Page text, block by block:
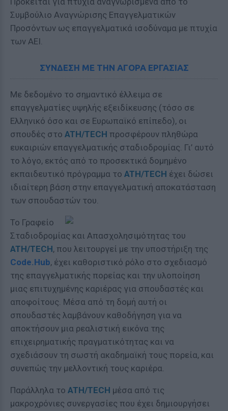
Συμβούλιο Αναγνώρισης Επαγγελματικών
Προσόντων ως επαγγελματικά ισοδύναμα με πτυχία
των ΑΕΙ.
ΣΥΝΔΕΣΗ ΜΕ ΤΗΝ ΑΓΟΡΑ ΕΡΓΑΣΙΑΣ
Με δεδομένο το σημαντικό έλλειμα σε
επαγγελματίες υψηλής εξειδίκευσης (τόσο σε
Ελληνικό όσο και σε Ευρωπαϊκό επίπεδο), oι
σπουδές στο ATH/TECH προσφέρουν πληθώρα
ευκαιριών επαγγελματικής σταδιοδρομίας. Γι’ αυτό
το λόγο, εκτός από το προσεκτικά δομημένο
εκπαιδευτικό πρόγραμμα το ATH/TECH έχει δώσει
ιδιαίτερη βάση στην επαγγελματική αποκατάσταση
των σπουδαστών του.
Το Γραφείο
Σταδιοδρομίας και Απασχολησιμότητας του
ATH/TECH, που λειτουργεί με την υποστήριξη της
Code.Hub, έχει καθοριστικό ρόλο στο σχεδιασμό
της επαγγελματικής πορείας και την υλοποίηση
μιας επιτυχημένης καριέρας για σπουδαστές και
αποφοίτους. Μέσα από τη δομή αυτή οι
σπουδαστές λαμβάνουν καθοδήγηση για να
αποκτήσουν μια ρεαλιστική εικόνα της
επιχειρηματικής πραγματικότητας και να
σχεδιάσουν τη σωστή ακαδημαϊκή τους πορεία, και
συνεπώς την μελλοντική τους καριέρα.
Παράλληλα το ATH/TECH μέσα από τις
μακροχρόνιες συνεργασίες που έχει δημιουργήσει